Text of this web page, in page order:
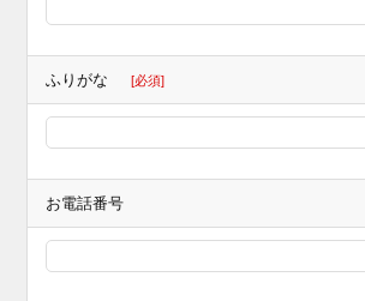
ふりがな [必須]
お電話番号